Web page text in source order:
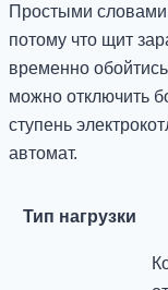
Простыми
потому что щит
временно
можно отключить
ступень
автомат.
Тип нагрузки